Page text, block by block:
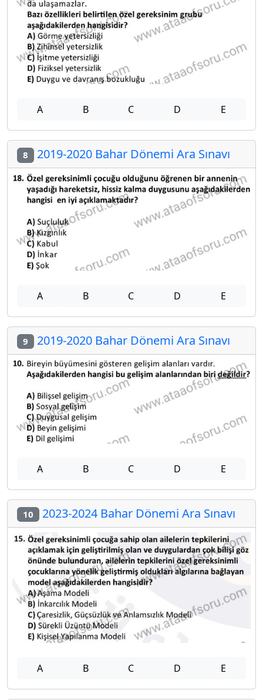
A B C D E
8 2019-2020 Bahar Dönemi Ara Sınavı
A B C D E
9 2019-2020 Bahar Dönemi Ara Sınavı
A B C D E
10 2023-2024 Bahar Dönemi Ara Sınavı
A B C D E